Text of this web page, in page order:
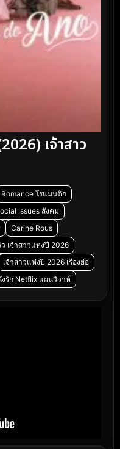
เจ้าสาว
Romance โรแมนติก
Issues สังคม
Carine Rous
ว เจ้าสาวแห่งปี 2026
เจ้าสาวแห่งปี 2026 เรื่องย่อ
รัก Netflix แผนวิวาห์